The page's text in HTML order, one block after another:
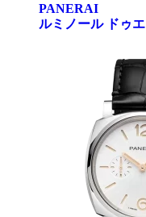
PANERAI
ルミノール ドゥエ